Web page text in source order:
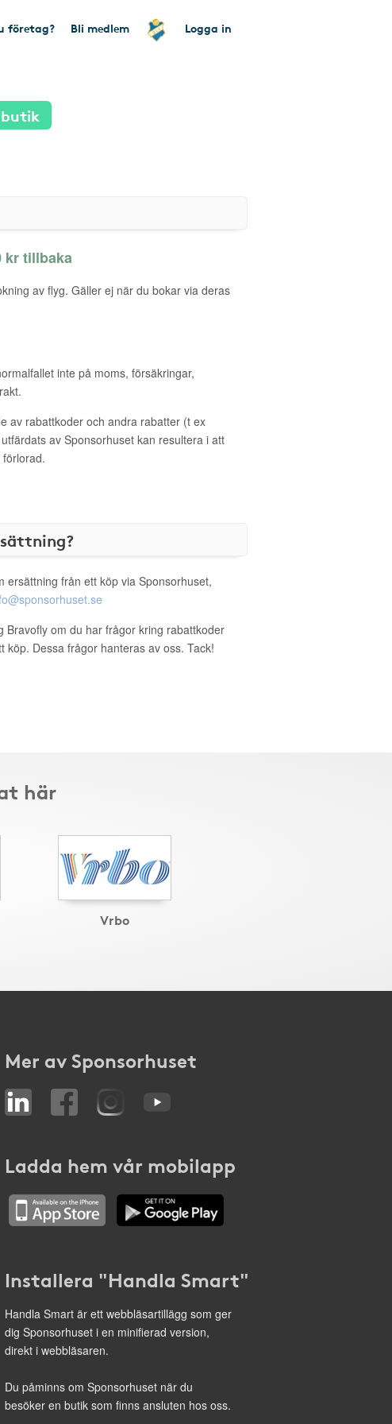
företag? Bli medlem Logga in
butik
kr tillbaka
av flyg. Gäller ej när du bokar via deras
inte på moms, försäkringar,
av rabattkoder och andra rabatter (t ex
av Sponsorhuset kan resultera i att
ersättning från ett köp via Sponsorhuset,
Bravofly om du har frågor kring rabattkoder
köp. Dessa frågor hanteras av oss. Tack!
här
Vrbo
Mer av Sponsorhuset
Ladda hem vår mobilapp
Installera "Handla Smart"
Handla Smart är ett webbläsartillägg som ger
dig Sponsorhuset i en minifierad version,
direkt i webbläsaren.
Du påminns om Sponsorhuset när du
besöker en butik som finns ansluten hos oss.